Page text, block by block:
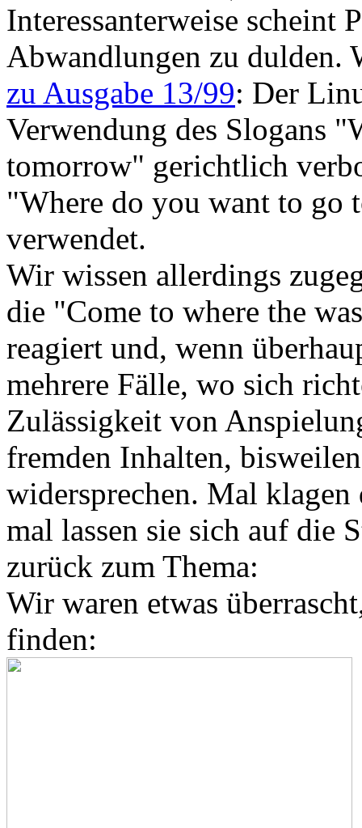
Interessanterweise
Abwandlungen zu dulden.
zu Ausgabe 13/99: Der
Verwendung des Slogans
tomorrow" gerichtlich
"Where do you want to go
verwendet.
Wir wissen allerdings
die "Come to where the
reagiert und, wenn
mehrere Fälle, wo sich
Zulässigkeit von
fremden Inhalten,
widersprechen. Mal
mal lassen sie sich auf die
zurück zum Thema:
Wir waren etwas
finden: